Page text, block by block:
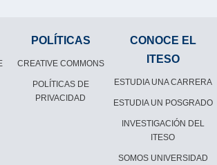
POLÍTICAS
CREATIVE COMMONS
POLÍTICAS DE
PRIVACIDAD
CONOCE EL
ITESO
ESTUDIA UNA CARRERA
ESTUDIA UN POSGRADO
INVESTIGACIÓN DEL
ITESO
SOMOS UNIVERSIDAD